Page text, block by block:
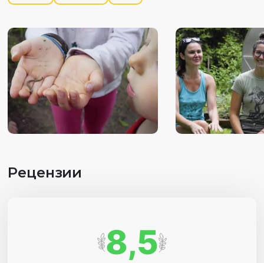
Рецензии
8,5